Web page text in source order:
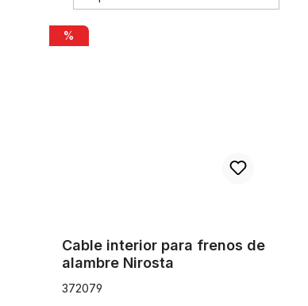
Cable interior para frenos de alambre Nirosta
%
Cable interior para frenos de
alambre Nirosta
372079